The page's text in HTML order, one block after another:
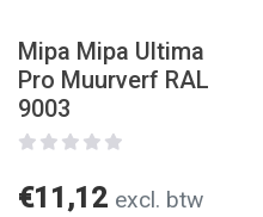
Mipa Mipa Ultima
Pro Muurverf RAL
9003
€11,12 excl. btw